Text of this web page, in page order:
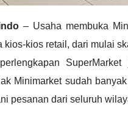
– Usaha membuka
kios-kios retail, dari mulai
Minimarket sudah
pesanan dari seluruh